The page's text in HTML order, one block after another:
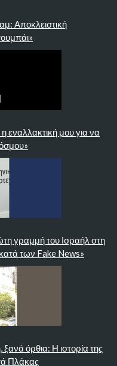
Αποκλειστική
εναλλακτική μου για να
γραμμή του Ισραήλ στη
των Fake News»
όρθια: Η ιστορία της
Πλάκας